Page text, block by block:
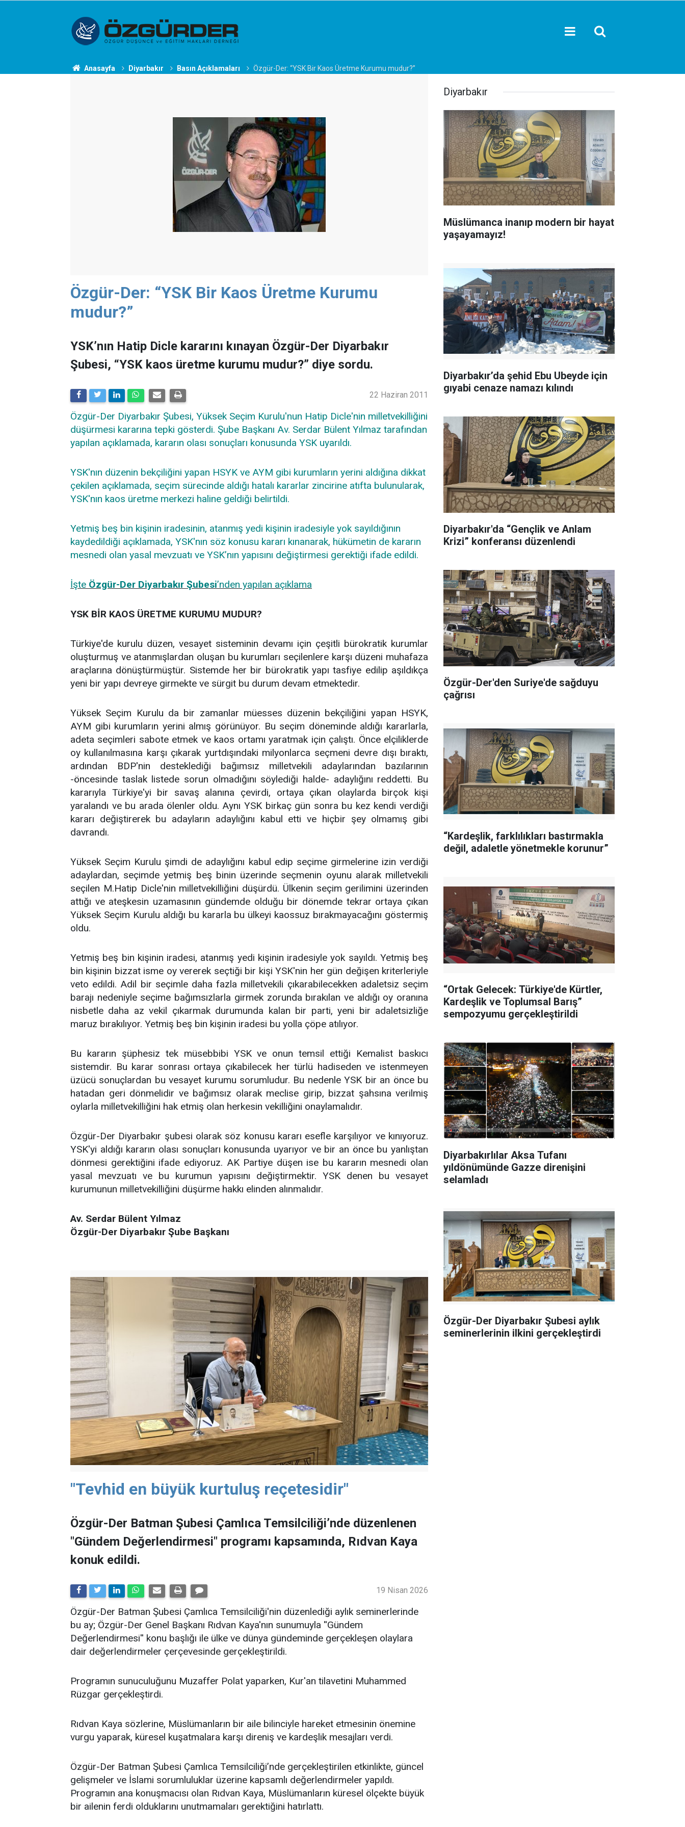
Anasayfa Diyarbakır Basın Açıklamaları Özgür-Der: “YSK Bir Kaos Üretme Kurumu mudur?”
Özgür-Der: “YSK Bir Kaos Üretme Kurumu
mudur?”
YSK’nın Hatip Dicle kararını kınayan Özgür-Der Diyarbakır
Şubesi, “YSK kaos üretme kurumu mudur?” diye sordu.
22 Haziran 2011
Özgür-Der Diyarbakır Şubesi, Yüksek Seçim Kurulu'nun Hatip Dicle'nin milletvekilliğini
düşürmesi kararına tepki gösterdi. Şube Başkanı Av. Serdar Bülent Yılmaz tarafından
yapılan açıklamada, kararın olası sonuçları konusunda YSK uyarıldı.
YSK'nın düzenin bekçiliğini yapan HSYK ve AYM gibi kurumların yerini aldığına dikkat
çekilen açıklamada, seçim sürecinde aldığı hatalı kararlar zincirine atıfta bulunularak,
YSK'nın kaos üretme merkezi haline geldiği belirtildi.
Yetmiş beş bin kişinin iradesinin, atanmış yedi kişinin iradesiyle yok sayıldığının
kaydedildiği açıklamada, YSK'nın söz konusu kararı kınanarak, hükümetin de kararın
mesnedi olan yasal mevzuatı ve YSK’nın yapısını değiştirmesi gerektiği ifade edildi.
İşte Özgür-Der Diyarbakır Şubesi’nden yapılan açıklama
YSK BİR KAOS ÜRETME KURUMU MUDUR?
Türkiye'de kurulu düzen, vesayet sisteminin devamı için çeşitli bürokratik kurumlar
oluşturmuş ve atanmışlardan oluşan bu kurumları seçilenlere karşı düzeni muhafaza
araçlarına dönüştürmüştür. Sistemde her bir bürokratik yapı tasfiye edilip aşıldıkça
yeni bir yapı devreye girmekte ve sürgit bu durum devam etmektedir.
Yüksek Seçim Kurulu da bir zamanlar müesses düzenin bekçiliğini yapan HSYK,
AYM gibi kurumların yerini almış görünüyor. Bu seçim döneminde aldığı kararlarla,
adeta seçimleri sabote etmek ve kaos ortamı yaratmak için çalıştı. Önce elçiliklerde
oy kullanılmasına karşı çıkarak yurtdışındaki milyonlarca seçmeni devre dışı bıraktı,
ardından BDP'nin desteklediği bağımsız milletvekili adaylarından bazılarının
-öncesinde taslak listede sorun olmadığını söylediği halde- adaylığını reddetti. Bu
kararıyla Türkiye'yi bir savaş alanına çevirdi, ortaya çıkan olaylarda birçok kişi
yaralandı ve bu arada ölenler oldu. Aynı YSK birkaç gün sonra bu kez kendi verdiği
kararı değiştirerek bu adayların adaylığını kabul etti ve hiçbir şey olmamış gibi
davrandı.
Yüksek Seçim Kurulu şimdi de adaylığını kabul edip seçime girmelerine izin verdiği
adaylardan, seçimde yetmiş beş binin üzerinde seçmenin oyunu alarak milletvekili
seçilen M.Hatip Dicle'nin milletvekilliğini düşürdü. Ülkenin seçim gerilimini üzerinden
attığı ve ateşkesin uzamasının gündemde olduğu bir dönemde tekrar ortaya çıkan
Yüksek Seçim Kurulu aldığı bu kararla bu ülkeyi kaossuz bırakmayacağını göstermiş
oldu.
Yetmiş beş bin kişinin iradesi, atanmış yedi kişinin iradesiyle yok sayıldı. Yetmiş beş
bin kişinin bizzat isme oy vererek seçtiği bir kişi YSK'nin her gün değişen kriterleriyle
veto edildi. Adil bir seçimle daha fazla milletvekili çıkarabilecekken adaletsiz seçim
barajı nedeniyle seçime bağımsızlarla girmek zorunda bırakılan ve aldığı oy oranına
nisbetle daha az vekil çıkarmak durumunda kalan bir parti, yeni bir adaletsizliğe
maruz bırakılıyor. Yetmiş beş bin kişinin iradesi bu yolla çöpe atılıyor.
Bu kararın şüphesiz tek müsebbibi YSK ve onun temsil ettiği Kemalist baskıcı
sistemdir. Bu karar sonrası ortaya çıkabilecek her türlü hadiseden ve istenmeyen
üzücü sonuçlardan bu vesayet kurumu sorumludur. Bu nedenle YSK bir an önce bu
hatadan geri dönmelidir ve bağımsız olarak meclise girip, bizzat şahsına verilmiş
oylarla milletvekilliğini hak etmiş olan herkesin vekilliğini onaylamalıdır.
Özgür-Der Diyarbakır şubesi olarak söz konusu kararı esefle karşılıyor ve kınıyoruz.
YSK'yi aldığı kararın olası sonuçları konusunda uyarıyor ve bir an önce bu yanlıştan
dönmesi gerektiğini ifade ediyoruz. AK Partiye düşen ise bu kararın mesnedi olan
yasal mevzuatı ve bu kurumun yapısını değiştirmektir. YSK denen bu vesayet
kurumunun milletvekilliğini düşürme hakkı elinden alınmalıdır.
Av. Serdar Bülent Yılmaz
Özgür-Der Diyarbakır Şube Başkanı
"Tevhid en büyük kurtuluş reçetesidir"
Özgür-Der Batman Şubesi Çamlıca Temsilciliği’nde düzenlenen
"Gündem Değerlendirmesi" programı kapsamında, Rıdvan Kaya
konuk edildi.
19 Nisan 2026
​Özgür-Der Batman Şubesi Çamlıca Temsilciliği'nin düzenlediği aylık seminerlerinde
bu ay; Özgür-Der Genel Başkanı Rıdvan Kaya'nın sunumuyla ''Gündem
Değerlendirmesi'' konu başlığı ile ülke ve dünya gündeminde gerçekleşen olaylara
dair değerlendirmeler çerçevesinde gerçekleştirildi.
Programın sunuculuğunu Muzaffer Polat yaparken, Kur'an tilavetini Muhammed
Rüzgar gerçekleştirdi.
Rıdvan Kaya sözlerine, Müslümanların bir aile bilinciyle hareket etmesinin önemine
vurgu yaparak, küresel kuşatmalara karşı direniş ve kardeşlik mesajları verdi.
Özgür-Der Batman Şubesi Çamlıca Temsilciliği’nde gerçekleştirilen etkinlikte, güncel
gelişmeler ve İslami sorumluluklar üzerine kapsamlı değerlendirmeler yapıldı.
Programın ana konuşmacısı olan Rıdvan Kaya, Müslümanların küresel ölçekte büyük
bir ailenin ferdi olduklarını unutmamaları gerektiğini hatırlattı.
Diyarbakır
Müslümanca inanıp modern bir hayat
yaşayamayız!
Diyarbakır’da şehid Ebu Ubeyde için
gıyabi cenaze namazı kılındı
Diyarbakır'da “Gençlik ve Anlam
Krizi” konferansı düzenlendi
Özgür-Der'den Suriye'de sağduyu
çağrısı
“Kardeşlik, farklılıkları bastırmakla
değil, adaletle yönetmekle korunur”
“Ortak Gelecek: Türkiye'de Kürtler,
Kardeşlik ve Toplumsal Barış”
sempozyumu gerçekleştirildi
Diyarbakırlılar Aksa Tufanı
yıldönümünde Gazze direnişini
selamladı
Özgür-Der Diyarbakır Şubesi aylık
seminerlerinin ilkini gerçekleştirdi